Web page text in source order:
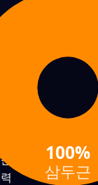
근
력
100%
삼두근